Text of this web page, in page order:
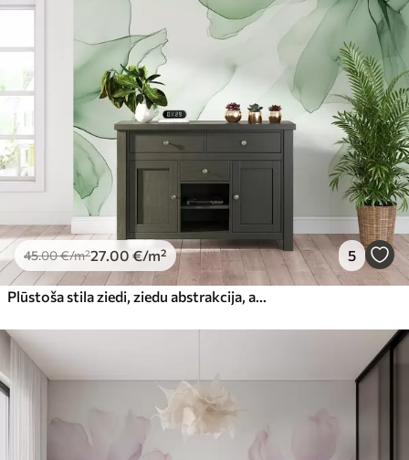
45.00€/m²27.00 €/m² 5